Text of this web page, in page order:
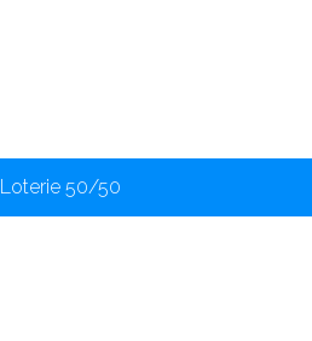
Loterie 50/50